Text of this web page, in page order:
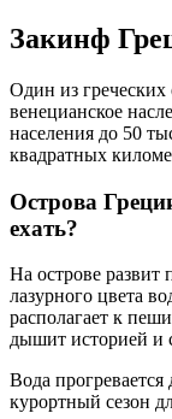
Закинф
Один из греческих
венецианское
населения до 50
квадратных
Острова
ехать?
На острове
лазурного цвета
располагает к
дышит историей и
Вода
курортный сезон